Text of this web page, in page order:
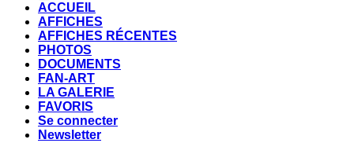
ACCUEIL
AFFICHES
AFFICHES RÉCENTES
PHOTOS
DOCUMENTS
FAN-ART
LA GALERIE
FAVORIS
Se connecter
Newsletter